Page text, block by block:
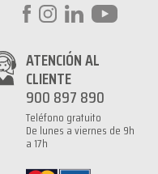
ATENCIÓN AL
CLIENTE
900 897 890
Teléfono gratuito
De lunes a viernes de 9h
a 17h